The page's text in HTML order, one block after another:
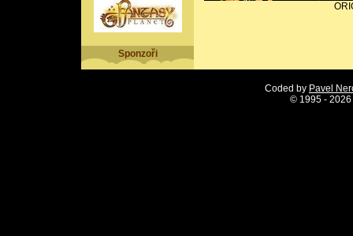
Sponzoři
Coded by Pavel
© 1995 -